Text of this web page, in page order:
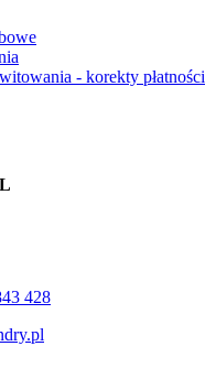
- korekty płatności
428